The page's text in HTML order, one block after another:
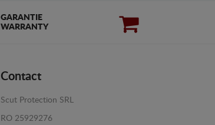
GARANTIE
WARRANTY
Contact
Scut Protection SRL
RO 25929276